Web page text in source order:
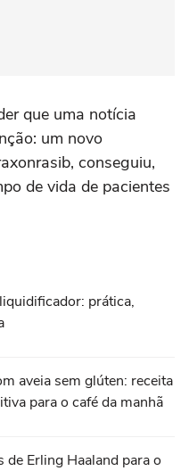
que uma notícia
um novo
conseguiu,
de vida de pacientes
prática,
aveia sem glúten: receita
para o café da manhã
Erling Haaland para o